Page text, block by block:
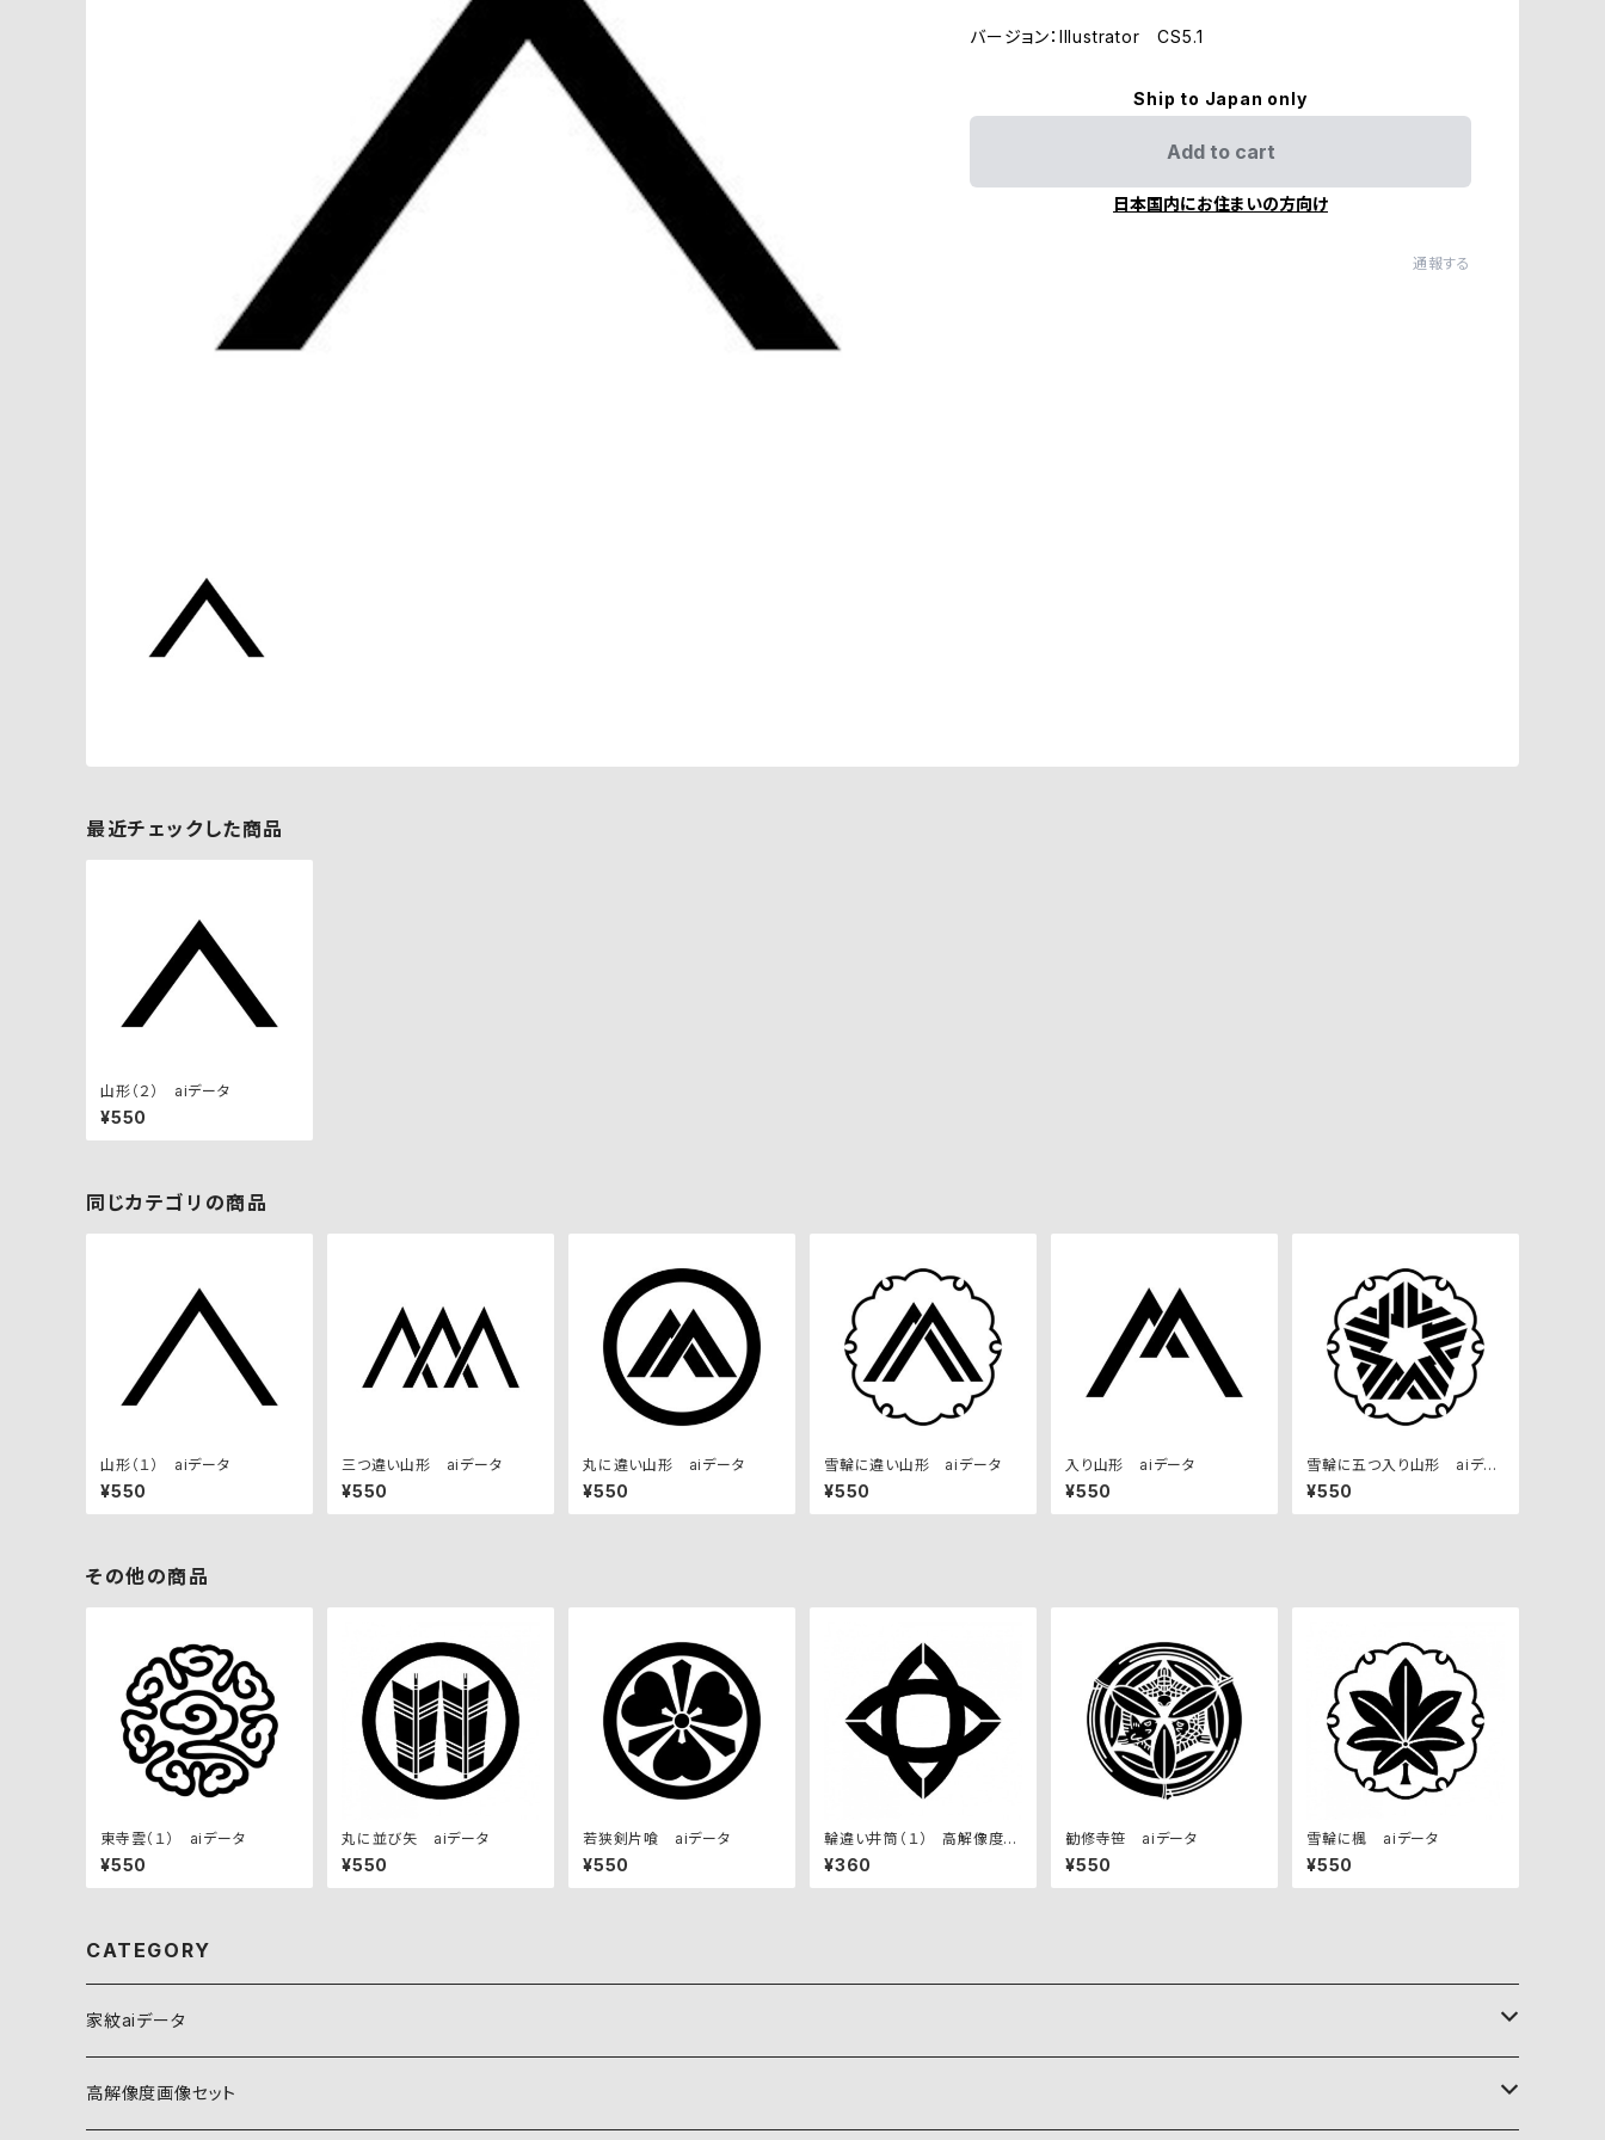
バージョン：Illustrator CS5.1
Ship to Japan only
Add to cart
日本国内にお住まいの方向け
通報する
最近チェックした商品
山形（２） aiデータ
¥550
同じカテゴリの商品
山形（１） aiデータ
¥550
三つ違い山形 aiデータ
¥550
丸に違い山形 aiデータ
¥550
雪輪に違い山形 aiデータ
¥550
入り山形 aiデータ
¥550
雪輪に五つ入り山形 aiデー
タ
¥550
その他の商品
東寺雲（１） aiデータ
¥550
丸に並び矢 aiデータ
¥550
若狭剣片喰 aiデータ
¥550
輪違い井筒（１） 高解像度画
像セット
¥360
勧修寺笹 aiデータ
¥550
雪輪に楓 aiデータ
¥550
CATEGORY
家紋aiデータ
自然紋
高解像度画像セット